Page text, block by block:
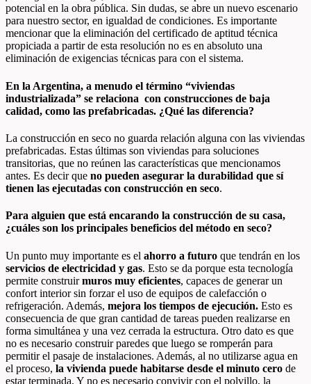
potencial en la obra pública. Sin dudas, se abre un nuevo escenario
para nuestro sector, en igualdad de condiciones. Es importante
mencionar que la eliminación del certificado de aptitud técnica
propiciada a partir de esta resolución no es en absoluto una
eliminación de exigencias técnicas para con el sistema.
En la Argentina, a menudo el término “viviendas
industrializada” se relaciona con construcciones de baja
calidad, como las prefabricadas. ¿Qué las diferencia?
La construcción en seco no guarda relación alguna con las viviendas
prefabricadas. Estas últimas son viviendas para soluciones
transitorias, que no reúnen las características que mencionamos
antes. Es decir que no pueden asegurar la durabilidad que sí
tienen las ejecutadas con construcción en seco.
Para alguien que está encarando la construcción de su casa,
¿cuáles son los principales beneficios del método en seco?
Un punto muy importante es el ahorro a futuro que tendrán en los
servicios de electricidad y gas. Esto se da porque esta tecnología
permite construirmuros muy eficientes, capaces de generar un
confort interior sin forzar el uso de equipos de calefacción o
refrigeración. Además, mejora los tiempos de ejecución. Esto es
consecuencia de que gran cantidad de tareas pueden realizarse en
forma simultánea y una vez cerrada la estructura. Otro dato es que
no es necesario construir paredes que luego se romperán para
permitir el pasaje de instalaciones. Además, al no utilizarse agua en
el proceso, la vivienda puede habitarse desde el minuto cero de
estar terminada. Y no es necesario convivir con el polvillo, la